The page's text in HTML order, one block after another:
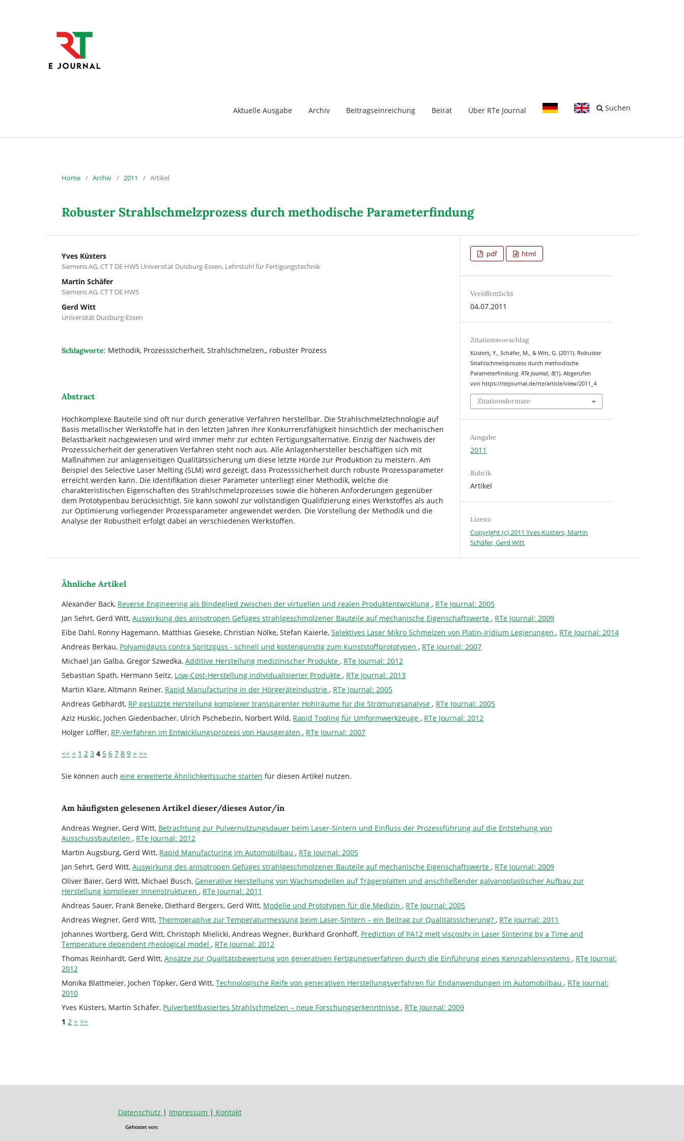
Aktuelle Ausgabe Archiv Beitragseinreichung Beirat Über RTe Journal Suchen
Home / Archiv / 2011 / Artikel
Robuster Strahlschmelzprozess durch methodische Parameterfindung
Yves Küsters
Siemens AG, CT T DE HW5 Universität Duisburg-Essen, Lehrstuhl für Fertigungstechnik
Martin Schäfer
Siemens AG, CT T DE HW5
Gerd Witt
Universität Duisburg-Essen
Schlagworte: Methodik, Prozesssicherheit, Strahlschmelzen,, robuster Prozess
Abstract
Hochkomplexe Bauteile sind oft nur durch generative Verfahren herstellbar. Die Strahlschmelztechnologie auf
Basis metallischer Werkstoffe hat in den letzten Jahren ihre Konkurrenzfähigkeit hinsichtlich der mechanischen
Belastbarkeit nachgewiesen und wird immer mehr zur echten Fertigungsalternative. Einzig der Nachweis der
Prozesssicherheit der generativen Verfahren steht noch aus. Alle Anlagenhersteller beschäftigen sich mit
Maßnahmen zur anlagenseitigen Qualitätssicherung um diese letzte Hürde zur Produktion zu meistern. Am
Beispiel des Selective Laser Melting (SLM) wird gezeigt, dass Prozesssicherheit durch robuste Prozessparameter
erreicht werden kann. Die Identifikation dieser Parameter unterliegt einer Methodik, welche die
charakteristischen Eigenschaften des Strahlschmelzprozesses sowie die höheren Anforderungen gegenüber
dem Prototypenbau berücksichtigt. Sie kann sowohl zur vollständigen Qualifizierung eines Werkstoffes als auch
zur Optimierung vorliegender Prozessparameter angewendet werden. Die Vorstellung der Methodik und die
Analyse der Robustheit erfolgt dabei an verschiedenen Werkstoffen.
pdf html
Veröffentlicht
04.07.2011
Zitationsvorschlag
Küsters, Y., Schäfer, M., & Witt, G. (2011). Robuster
Strahlschmelzprozess durch methodische
Parameterfindung.RTe Journal ,8(1). Abgerufen
von https://rtejournal.de/rte/article/view/2011_4
Zitationsformate
Ausgabe
2011
Rubrik
Artikel
Lizenz
Copyright (c) 2011 Yves Küsters, Martin
Schäfer, Gerd Witt
Ähnliche Artikel
Alexander Back, Reverse Engineering als Bindeglied zwischen der virtuellen und realen Produktentwicklung, RTe Journal: 2005
Jan Sehrt, Gerd Witt,Auswirkung des anisotropen Gefüges strahlgeschmolzener Bauteile auf mechanische Eigenschaftswerte, RTe Journal: 2009
Eibe Dahl, Ronny Hagemann, Matthias Gieseke, Christian Nölke, Stefan Kaierle,Selektives Laser Mikro Schmelzen von Platin-Iridium Legierungen, RTe Journal: 2014
Andreas Berkau, Polyamidguss contra Spritzguss - schnell und kostengünstig zum Kunststoffprototypen, RTe Journal: 2007
Michael Jan Galba, Gregor Szwedka,Additive Herstellung medizinischer Produkte, RTe Journal: 2012
Sebastian Spath, Hermann Seitz, Low-Cost-Herstellung individualisierter Produkte, RTe Journal: 2013
Martin Klare, Altmann Reiner, Rapid Manufacturing in der Hörgeräteindustrie, RTe Journal: 2005
Andreas Gebhardt, RP gestützte Herstellung komplexer transparenter Hohlräume für die Strömungsanalyse, RTe Journal: 2005
Aziz Huskic, Jochen Giedenbacher, Ulrich Pschebezin, Norbert Wild, Rapid Tooling für Umformwerkzeuge, RTe Journal: 2012
Holger Löffler, RP-Verfahren im Entwicklungsprozess von Hausgeräten, RTe Journal: 2007
<< < 1 2 3 4 5 6 7 8 9 > >>
Sie können aucheine erweiterte Ähnlichkeitssuche starten für diesen Artikel nutzen.
Am häufigsten gelesenen Artikel dieser/dieses Autor/in
Andreas Wegner, Gerd Witt, Betrachtung zur Pulvernutzungsdauer beim Laser-Sintern und Einfluss der Prozessführung auf die Entstehung von
Ausschussbauteilen, RTe Journal: 2012
Martin Augsburg, Gerd Witt, Rapid Manufacturing im Automobilbau, RTe Journal: 2005
Jan Sehrt, Gerd Witt,Auswirkung des anisotropen Gefüges strahlgeschmolzener Bauteile auf mechanische Eigenschaftswerte, RTe Journal: 2009
Oliver Baier, Gerd Witt, Michael Busch,Generative Herstellung von Wachsmodellen auf Trägerplatten und anschließender galvanoplastischer Aufbau zur
Herstellung komplexer Innenstrukturen, RTe Journal: 2011
Andreas Sauer, Frank Beneke, Diethard Bergers, Gerd Witt, Modelle und Prototypen für die Medizin, RTe Journal: 2005
Andreas Wegner, Gerd Witt,Thermographie zur Temperaturmessung beim Laser-Sintern – ein Beitrag zur Qualitätssicherung?, RTe Journal: 2011
Johannes Wortberg, Gerd Witt, Christoph Mielicki, Andreas Wegner, Burkhard Gronhoff, Prediction of PA12 melt viscosity in Laser Sintering by a Time and
Temperature dependent rheological model, RTe Journal: 2012
Thomas Reinhardt, Gerd Witt,Ansätze zur Qualitätsbewertung von generativen Fertigungsverfahren durch die Einführung eines Kennzahlensystems, RTe Journal:
2012
Monika Blattmeier, Jochen Töpker, Gerd Witt,Technologische Reife von generativen Herstellungsverfahren für Endanwendungen im Automobilbau, RTe Journal:
2010
Yves Küsters, Martin Schäfer, Pulverbettbasiertes Strahlschmelzen – neue Forschungserkenntnisse, RTe Journal: 2009
1 2 > >>
Datenschutz | Impressum | Kontakt